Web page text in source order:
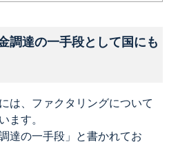
調達の一手段として国にも
は、ファクタリングについて
ます。
達の一手段」と書かれてお